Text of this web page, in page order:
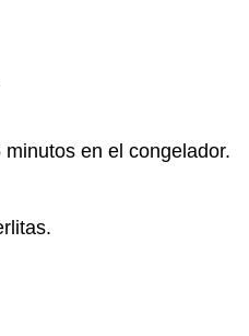
en el congelador.